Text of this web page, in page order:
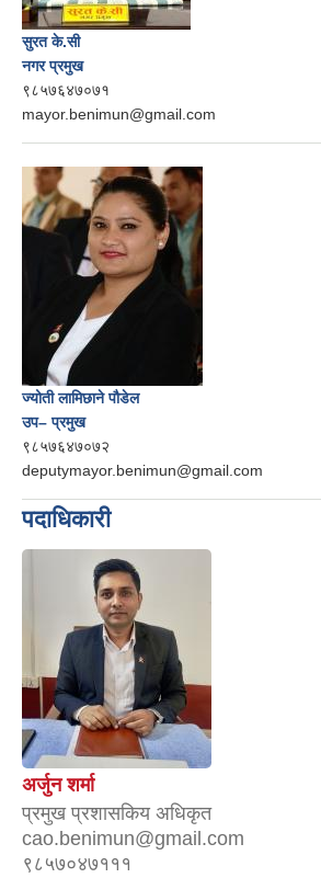
सुरत के.सी
नगर प्रमुख
९८५७६४७०७१
mayor.benimun@gmail.com
ज्योती लामिछाने पौडेल
उप– प्रमुख
९८५७६४७०७२
deputymayor.benimun@gmail.com
पदाधिकारी
अर्जुन शर्मा
प्रमुख प्रशासकिय अधिकृत
cao.benimun@gmail.com
९८५७०४७१११